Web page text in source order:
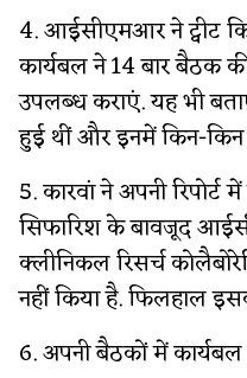
4. आईसीएमआर ने ट्वीट
कार्यबल ने 14 बार बैठक
उपलब्ध कराएं. यह भी
हुई थीं और इनमें किन-किन
5. कारवां ने अपनी
सिफारिश के बावजूद
क्लीनिकल रिसर्च
नहीं किया है. फिलहाल
6. अपनी बैठकों में